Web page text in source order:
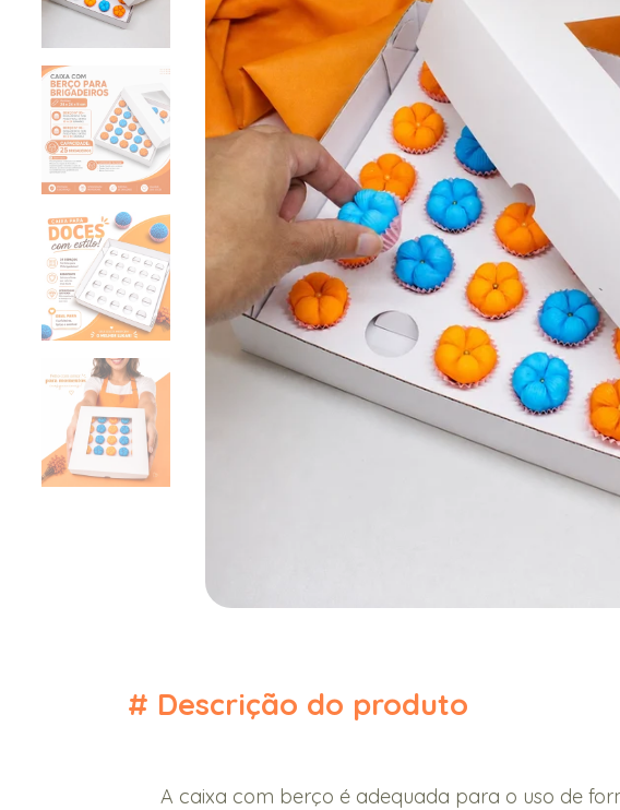
# Descrição do produto
A caixa com berço é adequada para o uso de